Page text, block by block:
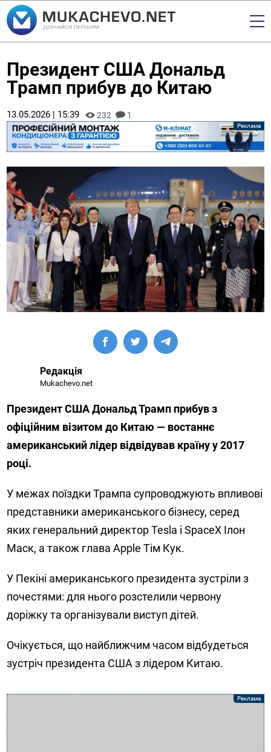
Президент США Дональд
Трамп прибув до Китаю
13.05.2026 | 15:39 232 1
Редакція
Mukachevo.net
Президент США Дональд Трамп прибув з
офіційним візитом до Китаю — востаннє
американський лідер відвідував країну у 2017
році.
У межах поїздки Трампа супроводжують впливові
представники американського бізнесу, серед
яких генеральний директор Tesla і SpaceX Ілон
Маск, а також глава Apple Тім Кук.
У Пекіні американського президента зустріли з
почестями: для нього розстелили червону
доріжку та організували виступ дітей.
Очікується, що найближчим часом відбудеться
зустріч президента США з лідером Китаю.